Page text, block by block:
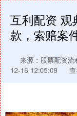
互利配资 观
款，索赔案
来源：股票配资流
12-16 12:05:09